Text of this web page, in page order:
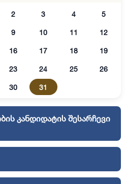
2 3 4 5
9 10 11 12
16 17 18 19
23 24 25 26
30 31
კანდიდატის შესარჩევი